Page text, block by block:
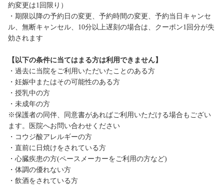
約変更は1回限り）
・期限以降の予約日の変更、予約時間の変更、予約当日キャンセ
ル、無断キャンセル、10分以上遅刻の場合は、クーポン1回分が失
効されます
【以下の条件に当てはまる方は利用できません】
・過去に当院をご利用いただいたことのある方
・妊娠中またはその可能性のある方
・授乳中の方
・未成年の方
※保護者の同伴、同意書があればご利用いただける場合もござい
ます。医院へお問い合わせください
・コウジ酸アレルギーの方
・直前に日焼けをされている方
・心臓疾患の方(ペースメーカーをご利用の方など)
・体調の優れない方
・飲酒をされている方